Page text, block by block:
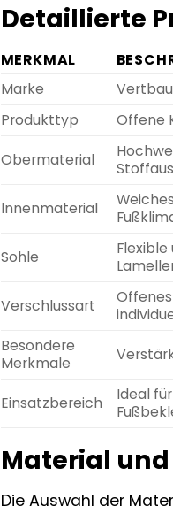
Detaillierte
MERKMAL
Marke
Produkttyp
Offene
Obermaterial
Innenmaterial
Sohle
Verschlussart
Besondere
Merkmale
Einsatzbereich
Ideal
Material
Die Auswahl der